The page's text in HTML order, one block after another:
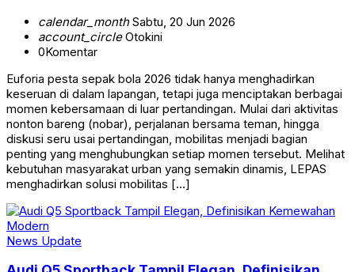
calendar_monthSabtu, 20 Jun 2026
account_circleOtokini
0Komentar
Euforia pesta sepak bola 2026 tidak hanya menghadirkan
keseruan di dalam lapangan, tetapi juga menciptakan berbagai
momen kebersamaan di luar pertandingan. Mulai dari aktivitas
nonton bareng (nobar), perjalanan bersama teman, hingga
diskusi seru usai pertandingan, mobilitas menjadi bagian
penting yang menghubungkan setiap momen tersebut. Melihat
kebutuhan masyarakat urban yang semakin dinamis, LEPAS
menghadirkan solusi mobilitas […]
News Update